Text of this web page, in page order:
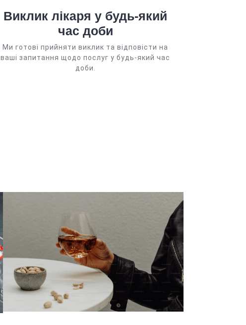
Виклик лікаря у будь-який
час доби
Ми готові прийняти виклик та відповісти на
ваші запитання щодо послуг у будь-який час
доби.